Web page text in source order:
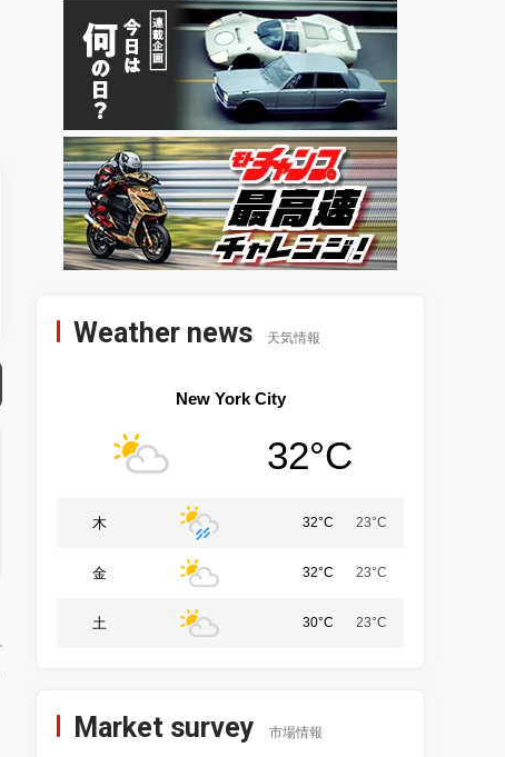
Weather news 天気情報
New York City
32°C
木 32°C 23°C
金 32°C 23°C
土 30°C 23°C
Market survey 市場情報